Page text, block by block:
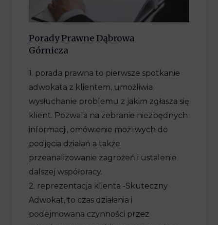
Porady Prawne Dąbrowa
Górnicza
1. porada prawna to pierwsze spotkanie
adwokata z klientem, umożliwia
wysłuchanie problemu z jakim zgłasza się
klient. Pozwala na zebranie niezbędnych
informacji, omówienie możliwych do
podjęcia działań a także
przeanalizowanie zagrożeń i ustalenie
dalszej współpracy.
2. reprezentacja klienta -Skuteczny
Adwokat, to czas działania i
podejmowana czynności przez